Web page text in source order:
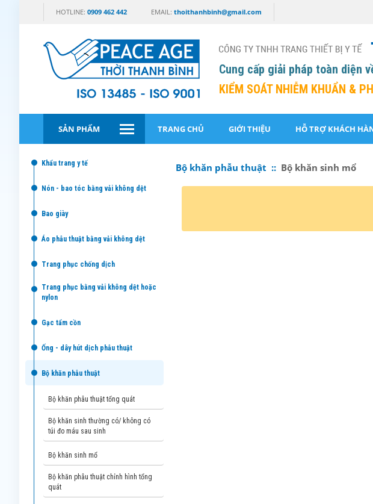
HOTLINE: 0909 462 442 EMAIL: thoithanhbinh@gmail.com
Cung cấp giải pháp toàn diện
KIỂM SOÁT NHIỄM KHUẨN &
SẢN PHẨM TRANG CHỦ GIỚI THIỆU HỖ TRỢ KHÁCH
khẩu trang y tế
nón - bao tóc bằng vải không dệt
bao giày
áo phẫu thuật bằng vải không dệt
trang phục chống dịch
trang phục bằng vải không dệt hoặc
nylon
gạc tẩm cồn
ống - dây hút dịch phẫu thuật
bộ khăn phẫu thuật
bộ khăn phẫu thuật tổng quát
bộ khăn sinh thường có/ không có
túi đo máu sau sinh
bộ khăn sinh mổ
bộ khăn phẫu thuật chỉnh hình tổng
quát
Bộ khăn phẫu thuật :: Bộ khăn sinh mổ